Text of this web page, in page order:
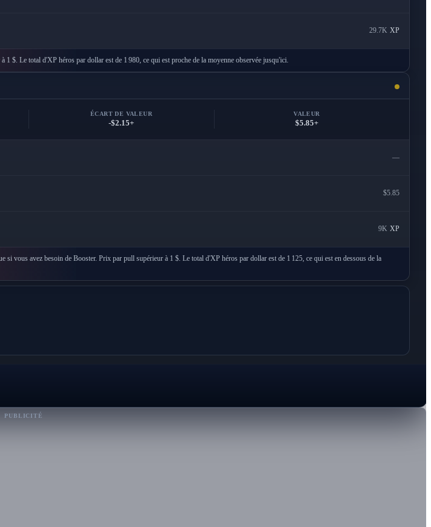
29.7K XP
1 $. Le total d'XP héros par dollar est de 1 980, ce qui est proche de la moyenne observée jusqu'ici.
ÉCART DE VALEUR
-$2.15+
VALEUR
$5.85+
—
$5.85
9K XP
si vous avez besoin de Booster. Prix par pull supérieur à 1 $. Le total d'XP héros par dollar est de 1 125, ce qui est en dessous de la
PUBLICITÉ